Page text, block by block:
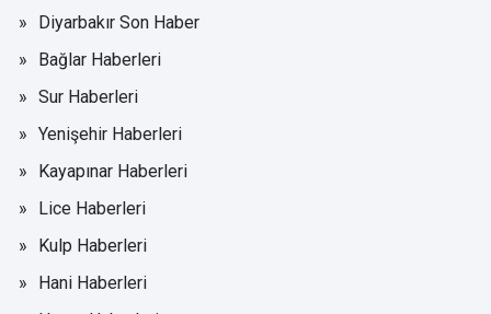
Diyarbakır Son Haber
Bağlar Haberleri
Sur Haberleri
Yenişehir Haberleri
Kayapınar Haberleri
Lice Haberleri
Kulp Haberleri
Hani Haberleri